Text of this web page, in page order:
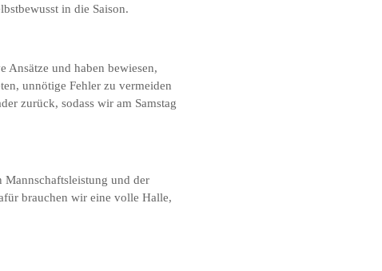
in die Saison.
Ansätze und haben bewiesen,
unnötige Fehler zu vermeiden
zurück, sodass wir am Samstag
und der
brauchen wir eine volle Halle,